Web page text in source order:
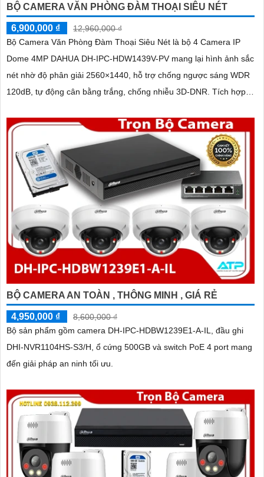
BỘ CAMERA VĂN PHÒNG ĐÀM THOẠI SIÊU NÉT
6,900,000 ₫
12,960,000 ₫
Bộ Camera Văn Phòng Đàm Thoại Siêu Nét là bộ 4 Camera IP
Dome 4MP DAHUA DH-IPC-HDW1439V-PV mang lại hình ảnh sắc
nét nhờ độ phân giải 2560×1440, hỗ trợ chống ngược sáng WDR
120dB, tự động cân bằng trắng, chống nhiễu 3D-DNR. Tích hợp
hồng ngoại 30m, cùng tính năng phát hiện con người, giúp giám
sát hiệu quả ngày đêm
BỘ CAMERA AN TOÀN , THÔNG MINH , GIÁ RẺ
4,950,000 ₫
8,600,000 ₫
Bộ sản phẩm gồm camera DH-IPC-HDBW1239E1-A-IL, đầu ghi
DHI-NVR1104HS-S3/H, ổ cứng 500GB và switch PoE 4 port mang
đến giải pháp an ninh tối ưu.